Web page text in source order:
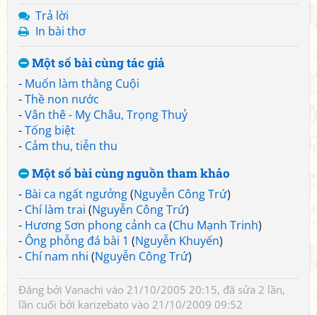
Trả lời
In bài thơ
Một số bài cùng tác giả
- Muốn làm thằng Cuội
-Thề non nước
-Vân thê - Mỵ Châu, Trọng Thuỷ
-Tống biệt
- Cảm thu, tiễn thu
Một số bài cùng nguồn tham khảo
- Bài ca ngất ngưởng(Nguyễn Công Trứ)
- Chí làm trai (Nguyễn Công Trứ)
- Hương Sơn phong cảnh ca (Chu Mạnh Trinh)
- Ông phỗng đá bài 1 (Nguyễn Khuyến)
- Chí nam nhi (Nguyễn Công Trứ)
Đăng bởi Vanachi vào 21/10/2005 20:15, đã sửa 2 lần,
lần cuối bởi karizebato vào 21/10/2009 09:52